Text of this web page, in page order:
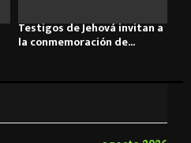
Testigos de Jehová invitan a
la conmemoración de...